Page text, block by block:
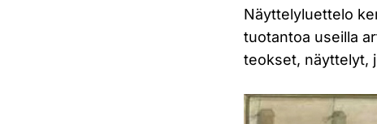
Näyttelyluettelo
tuotantoa useilla
teokset, näyttelyt,